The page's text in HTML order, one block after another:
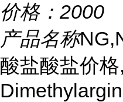
价格： 2000
产品名称
酸盐酸盐价